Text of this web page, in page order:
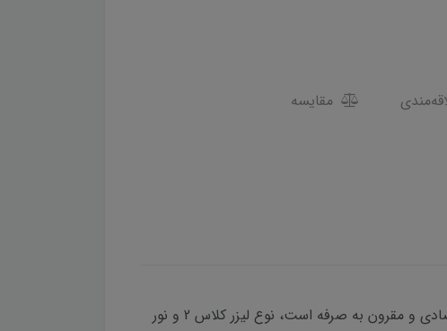
مقایسه
مینی تراز لیزری تراست با برد 20 متر میتواند گزینه مناسبی برای کارهای ساختمانی و دکوراسیون ،و کاملا اقتصادی و مقرون به صرفه است، نوع لیزر کلاس 2 و نور